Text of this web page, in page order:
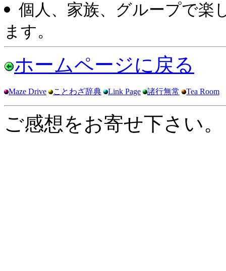
個人、家族、グループで楽
ます。
ホームページに戻る
Maze Drive ことわざ辞典 Link Page 諸行無常 Tea Room
ご感想をお寄せ下さい